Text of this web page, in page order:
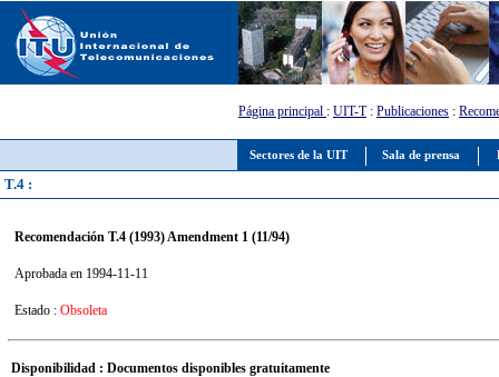
Sectores de la UIT Sala de prensa
Página principal : UIT-T: Publicaciones :
T.4 :
Recomendación T.4 (1993) Amendment 1 (11/94)
Aprobada en 1994-11-11
Estado : Obsoleta
Disponibilidad : Documentos disponibles gratuitamente